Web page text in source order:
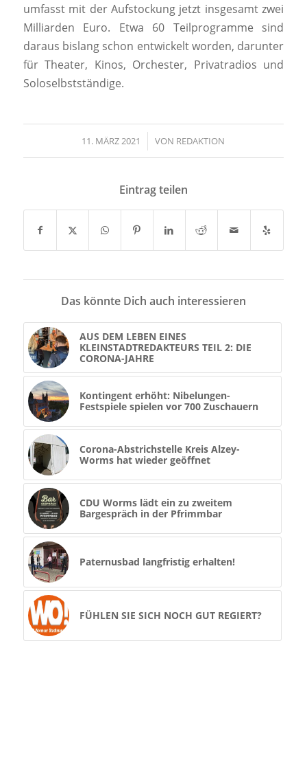
umfasst mit der Aufstockung jetzt insgesamt zwei
Milliarden Euro. Etwa 60 Teilprogramme sind
daraus bislang schon entwickelt worden, darunter
für Theater, Kinos, Orchester, Privatradios und
Soloselbstständige.
11. MÄRZ 2021
/ VON REDAKTION
Eintrag teilen
Das könnte Dich auch interessieren
AUS DEM LEBEN EINES
KLEINSTADTREDAKTEURS TEIL 2: DIE
CORONA-JAHRE
Kontingent erhöht: Nibelungen-
Festspiele spielen vor 700 Zuschauern
Corona-Abstrichstelle Kreis Alzey-
Worms hat wieder geöffnet
CDU Worms lädt ein zu zweitem
Bargespräch in der Pfrimmbar
Paternusbad langfristig erhalten!
FÜHLEN SIE SICH NOCH GUT REGIERT?